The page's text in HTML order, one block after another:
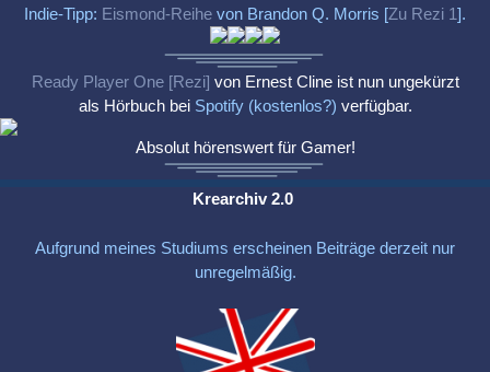
Indie-Tipp: Eismond-Reihe von Brandon Q. Morris [Zu Rezi 1].
Ready Player One [Rezi] von Ernest Cline ist nun ungekürzt
als Hörbuch bei Spotify (kostenlos?) verfügbar.
Absolut hörenswert für Gamer!
Krearchiv 2.0
Aufgrund meines Studiums erscheinen Beiträge derzeit nur
unregelmäßig.